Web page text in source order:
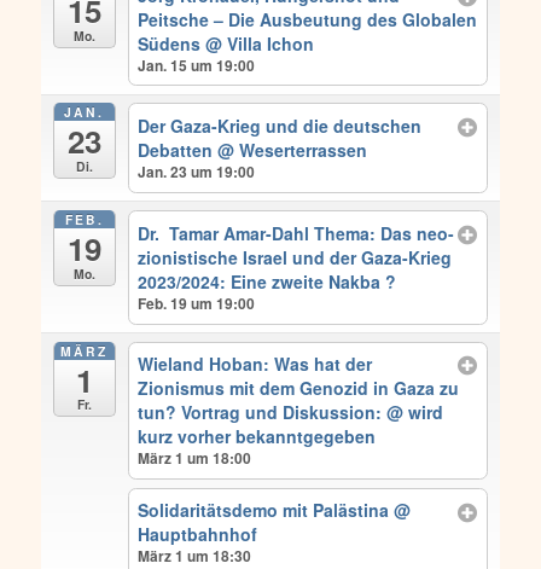
15
Mo.
Peitsche – Die Ausbeutung des Globalen
Südens@ Villa Ichon
Jan. 15 um 19:00
JAN.
23
Di.
Der Gaza-Krieg und die deutschen
Debatten@ Weserterrassen
Jan. 23 um 19:00
FEB.
19
Mo.
Dr. Tamar Amar-Dahl Thema: Das neo-
zionistische Israel und der Gaza-Krieg
2023/2024: Eine zweite Nakba ?
Feb. 19 um 19:00
MÄRZ
1
Fr.
Wieland Hoban: Was hat der
Zionismus mit dem Genozid in Gaza zu
tun? Vortrag und Diskussion:@ wird
kurz vorher bekanntgegeben
März 1 um 18:00
Solidaritätsdemo mit Palästina@
Hauptbahnhof
März 1 um 18:30